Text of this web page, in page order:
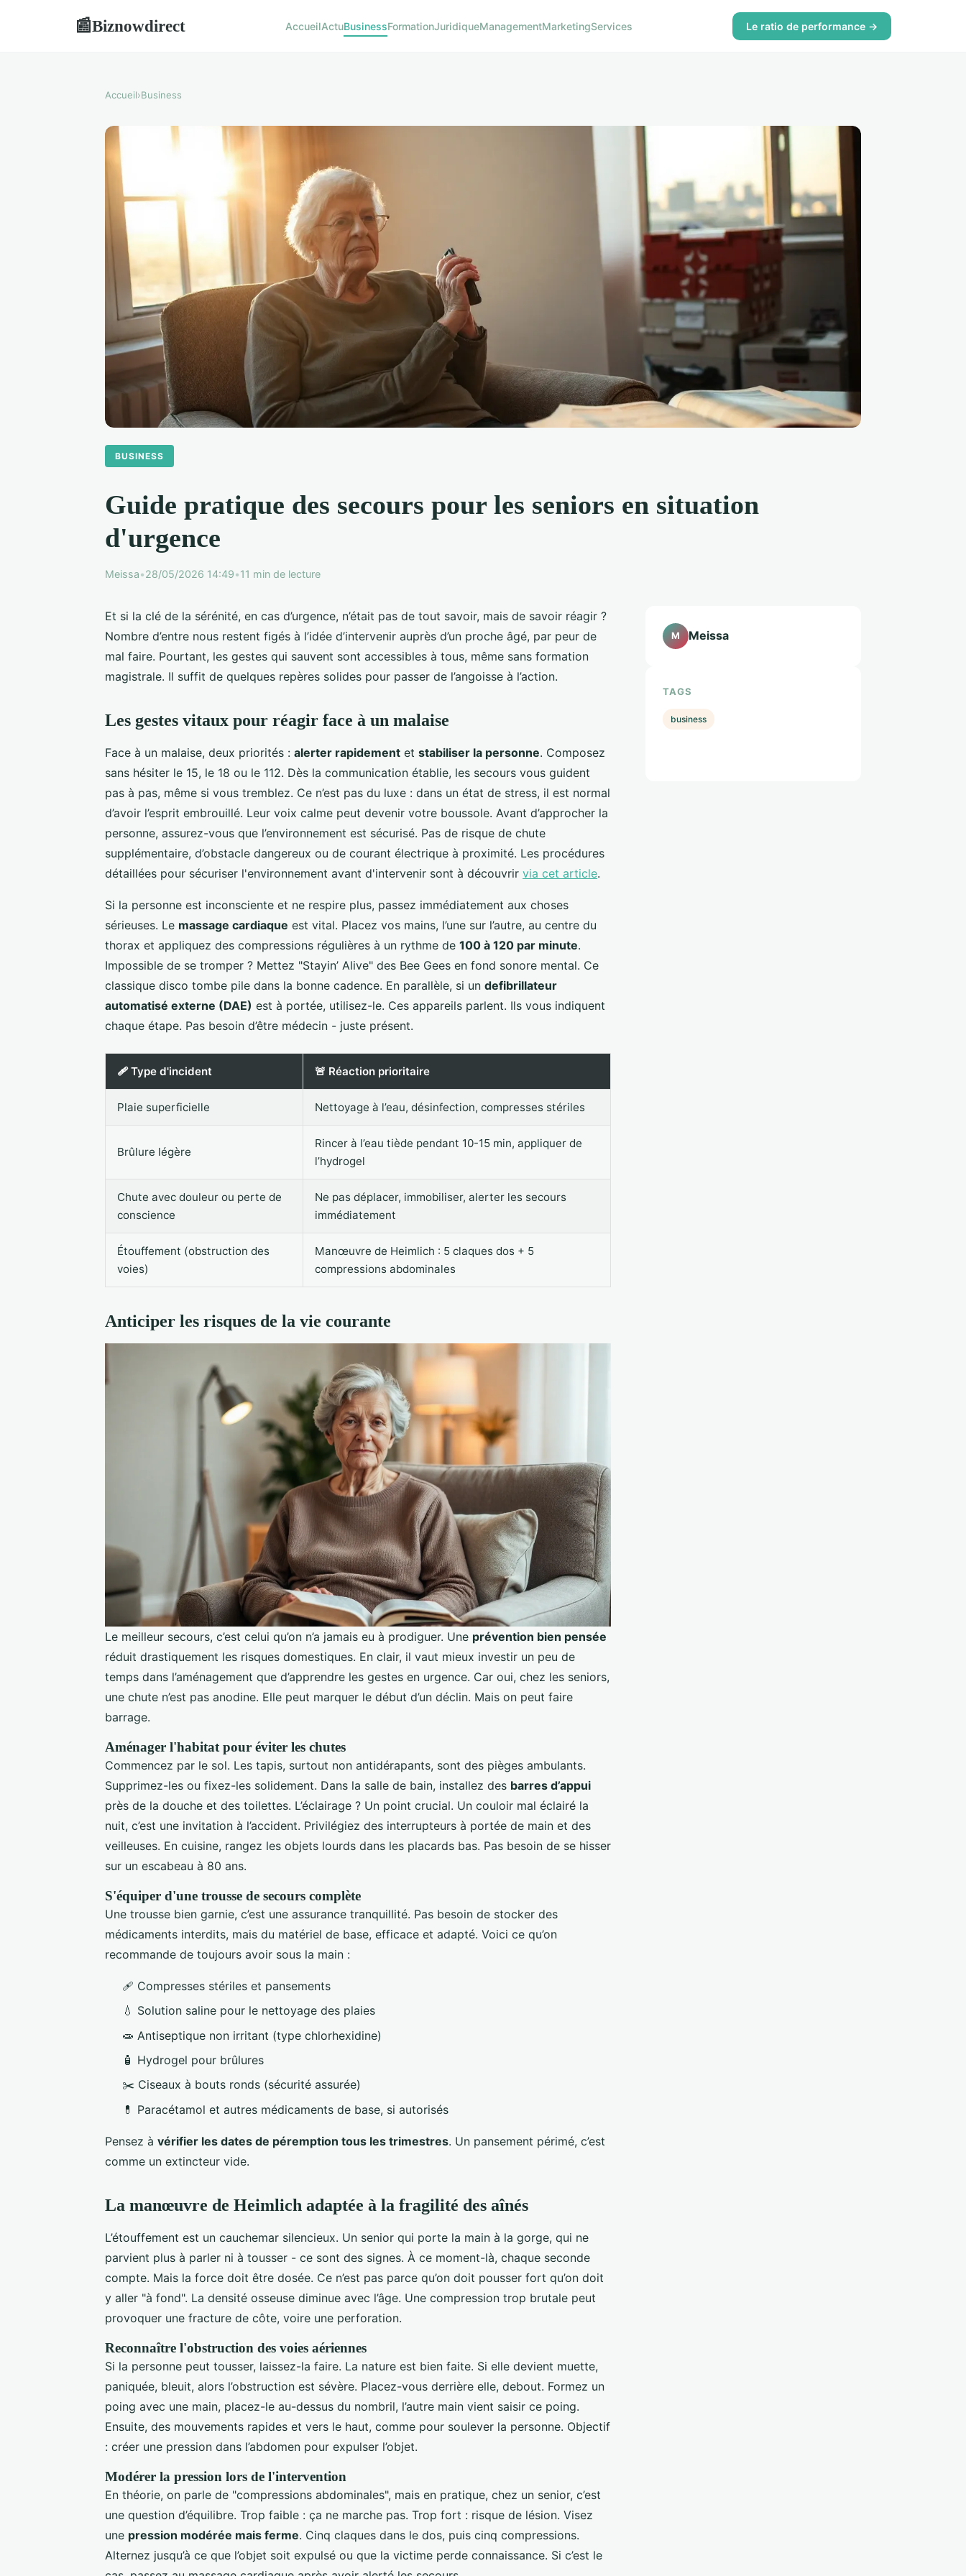
📰Biznowdirect AccueilActuBusinessFormationJuridiqueManagementMarketingServices Le ratio de performance →
Accueil›Business
BUSINESS
Guide pratique des secours pour les seniors en situation
d'urgence
Meissa•28/05/2026 14:49•11 min de lecture
Et si la clé de la sérénité, en cas d’urgence, n’était pas de tout savoir, mais de savoir réagir ?
Nombre d’entre nous restent figés à l’idée d’intervenir auprès d’un proche âgé, par peur de
mal faire. Pourtant, les gestes qui sauvent sont accessibles à tous, même sans formation
magistrale. Il suffit de quelques repères solides pour passer de l’angoisse à l’action.
Les gestes vitaux pour réagir face à un malaise
Face à un malaise, deux priorités : alerter rapidement et stabiliser la personne. Composez
sans hésiter le 15, le 18 ou le 112. Dès la communication établie, les secours vous guident
pas à pas, même si vous tremblez. Ce n’est pas du luxe : dans un état de stress, il est normal
d’avoir l’esprit embrouillé. Leur voix calme peut devenir votre boussole. Avant d’approcher la
personne, assurez-vous que l’environnement est sécurisé. Pas de risque de chute
supplémentaire, d’obstacle dangereux ou de courant électrique à proximité. Les procédures
détaillées pour sécuriser l'environnement avant d'intervenir sont à découvrir via cet article.
Si la personne est inconsciente et ne respire plus, passez immédiatement aux choses
sérieuses. Le massage cardiaque est vital. Placez vos mains, l’une sur l’autre, au centre du
thorax et appliquez des compressions régulières à un rythme de 100 à 120 par minute.
Impossible de se tromper ? Mettez "Stayin’ Alive" des Bee Gees en fond sonore mental. Ce
classique disco tombe pile dans la bonne cadence. En parallèle, si un defibrillateur
automatisé externe (DAE) est à portée, utilisez-le. Ces appareils parlent. Ils vous indiquent
chaque étape. Pas besoin d’être médecin - juste présent.
🩹 Type d'incident 🚨 Réaction prioritaire
Plaie superficielle Nettoyage à l’eau, désinfection, compresses stériles
Brûlure légère
Rincer à l’eau tiède pendant 10-15 min, appliquer de
l’hydrogel
Chute avec douleur ou perte de
conscience
Ne pas déplacer, immobiliser, alerter les secours
immédiatement
Étouffement (obstruction des
voies)
Manœuvre de Heimlich : 5 claques dos + 5
compressions abdominales
Anticiper les risques de la vie courante
Le meilleur secours, c’est celui qu’on n’a jamais eu à prodiguer. Une prévention bien pensée
réduit drastiquement les risques domestiques. En clair, il vaut mieux investir un peu de
temps dans l’aménagement que d’apprendre les gestes en urgence. Car oui, chez les seniors,
une chute n’est pas anodine. Elle peut marquer le début d’un déclin. Mais on peut faire
barrage.
Aménager l'habitat pour éviter les chutes
Commencez par le sol. Les tapis, surtout non antidérapants, sont des pièges ambulants.
Supprimez-les ou fixez-les solidement. Dans la salle de bain, installez des barres d’appui
près de la douche et des toilettes. L’éclairage ? Un point crucial. Un couloir mal éclairé la
nuit, c’est une invitation à l’accident. Privilégiez des interrupteurs à portée de main et des
veilleuses. En cuisine, rangez les objets lourds dans les placards bas. Pas besoin de se hisser
sur un escabeau à 80 ans.
S'équiper d'une trousse de secours complète
Une trousse bien garnie, c’est une assurance tranquillité. Pas besoin de stocker des
médicaments interdits, mais du matériel de base, efficace et adapté. Voici ce qu’on
recommande de toujours avoir sous la main :
🩹 Compresses stériles et pansements
💧 Solution saline pour le nettoyage des plaies
🧫 Antiseptique non irritant (type chlorhexidine)
🧴 Hydrogel pour brûlures
✂️ Ciseaux à bouts ronds (sécurité assurée)
💊 Paracétamol et autres médicaments de base, si autorisés
Pensez à vérifier les dates de péremption tous les trimestres. Un pansement périmé, c’est
comme un extincteur vide.
La manœuvre de Heimlich adaptée à la fragilité des aînés
L’étouffement est un cauchemar silencieux. Un senior qui porte la main à la gorge, qui ne
parvient plus à parler ni à tousser - ce sont des signes. À ce moment-là, chaque seconde
compte. Mais la force doit être dosée. Ce n’est pas parce qu’on doit pousser fort qu’on doit
y aller "à fond". La densité osseuse diminue avec l’âge. Une compression trop brutale peut
provoquer une fracture de côte, voire une perforation.
Reconnaître l'obstruction des voies aériennes
Si la personne peut tousser, laissez-la faire. La nature est bien faite. Si elle devient muette,
paniquée, bleuit, alors l’obstruction est sévère. Placez-vous derrière elle, debout. Formez un
poing avec une main, placez-le au-dessus du nombril, l’autre main vient saisir ce poing.
Ensuite, des mouvements rapides et vers le haut, comme pour soulever la personne. Objectif
: créer une pression dans l’abdomen pour expulser l’objet.
Modérer la pression lors de l'intervention
En théorie, on parle de "compressions abdominales", mais en pratique, chez un senior, c’est
une question d’équilibre. Trop faible : ça ne marche pas. Trop fort : risque de lésion. Visez
une pression modérée mais ferme. Cinq claques dans le dos, puis cinq compressions.
Alternez jusqu’à ce que l’objet soit expulsé ou que la victime perde connaissance. Si c’est le
M Meissa
TAGS
business